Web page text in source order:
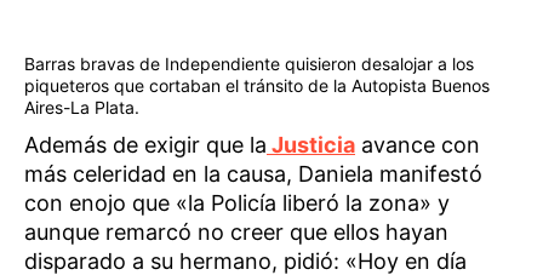
Barras bravas de Independiente quisieron desalojar a los
piqueteros que cortaban el tránsito de la Autopista Buenos
Aires-La Plata.
Además de exigir que la Justicia avance con
más celeridad en la causa, Daniela manifestó
con enojo que «la Policía liberó la zona» y
aunque remarcó no creer que ellos hayan
disparado a su hermano, pidió: «Hoy en día